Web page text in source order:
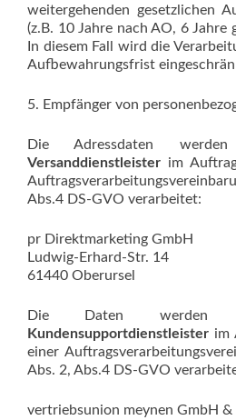
weitergehenden gesetzlichen
(z.B. 10 Jahre nach AO, 6 Jahre
In diesem Fall wird die
Aufbewahrungsfrist
5. Empfänger von
Die Adressdaten
Versanddienstleister im
Abs.4 DS-GVO verarbeitet:
pr Direktmarketing GmbH
Ludwig-Erhard-Str. 14
61440 Oberursel
Die Daten werden
Kundensupportdienstleister im
einer
Abs. 2, Abs.4 DS-GVO
vertriebsunion meynen GmbH &